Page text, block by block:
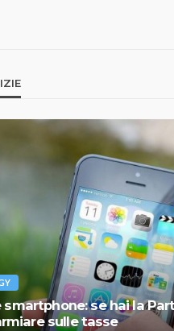
smartphone: se hai la
sulle tasse